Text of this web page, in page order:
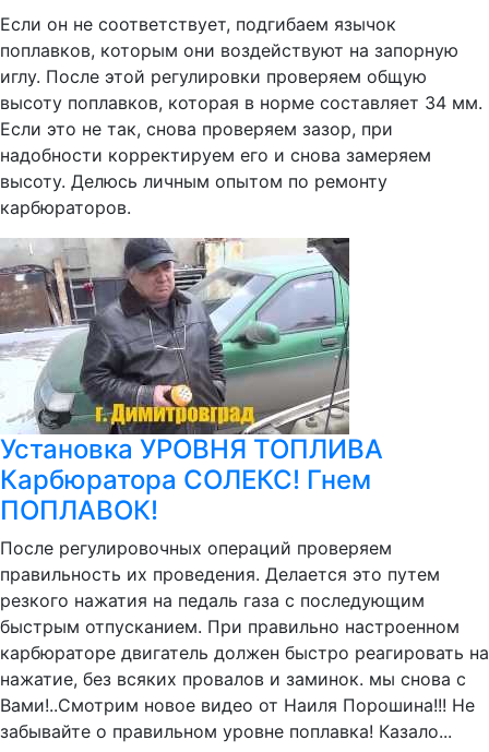
Если он не соответствует, подгибаем язычок
поплавков, которым они воздействуют на запорную
иглу. После этой регулировки проверяем общую
высоту поплавков, которая в норме составляет 34 мм.
Если это не так, снова проверяем зазор, при
надобности корректируем его и снова замеряем
высоту. Делюсь личным опытом по ремонту
карбюраторов.
Установка УРОВНЯ ТОПЛИВА
Карбюратора СОЛЕКС! Гнем
ПОПЛАВОК!
После регулировочных операций проверяем
правильность их проведения. Делается это путем
резкого нажатия на педаль газа с последующим
быстрым отпусканием. При правильно настроенном
карбюраторе двигатель должен быстро реагировать на
нажатие, без всяких провалов и заминок. мы снова с
Вами!..Смотрим новое видео от Наиля Порошина!!! Не
забывайте о правильном уровне поплавка! Казало...